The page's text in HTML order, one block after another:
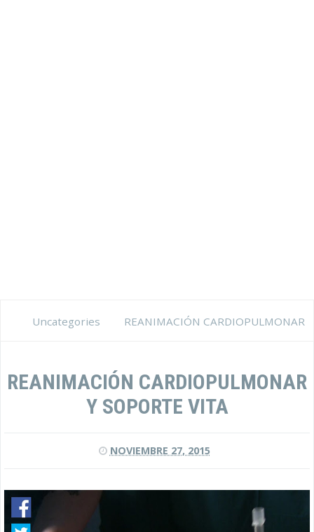
Uncategories
REANIMACIÓN CARDIOPULMONAR
REANIMACIÓN CARDIOPULMONAR
Y SOPORTE VITA
NOVIEMBRE 27, 2015